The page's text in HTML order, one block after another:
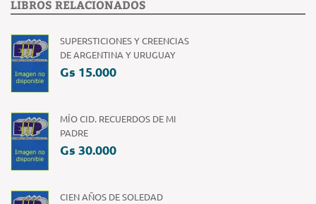
LIBROS RELACIONADOS
SUPERSTICIONES Y CREENCIAS
DE ARGENTINA Y URUGUAY
Gs 15.000
MÍO CID. RECUERDOS DE MI
PADRE
Gs 30.000
CIEN AÑOS DE SOLEDAD